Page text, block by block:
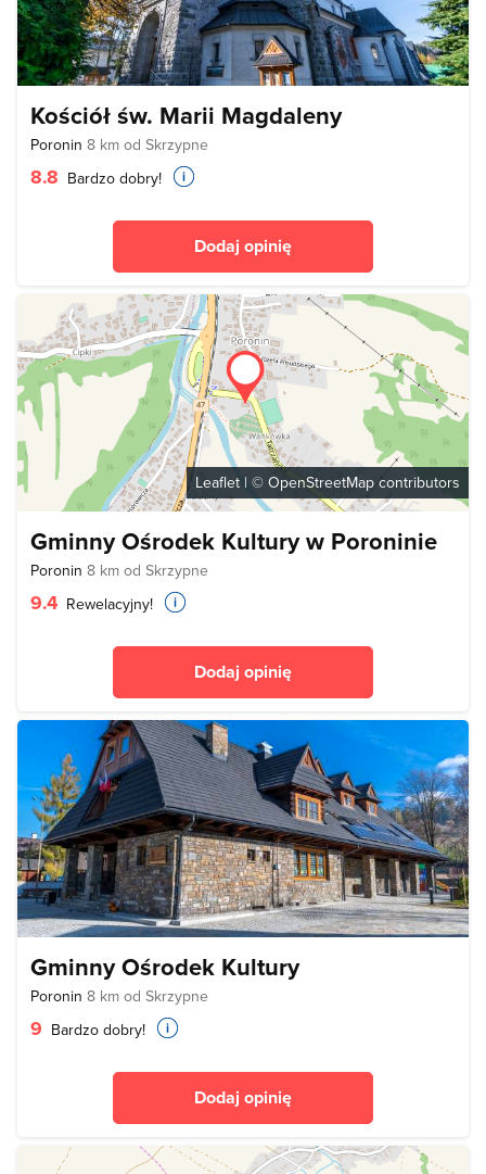
Kościół św. Marii Magdaleny
Poronin 8 km od Skrzypne
8.8 Bardzo dobry!
Dodaj opinię
Leaflet | © OpenStreetMap contributors
Gminny Ośrodek Kultury w Poroninie
Poronin 8 km od Skrzypne
9.4 Rewelacyjny!
Dodaj opinię
Gminny Ośrodek Kultury
Poronin 8 km od Skrzypne
9 Bardzo dobry!
Dodaj opinię